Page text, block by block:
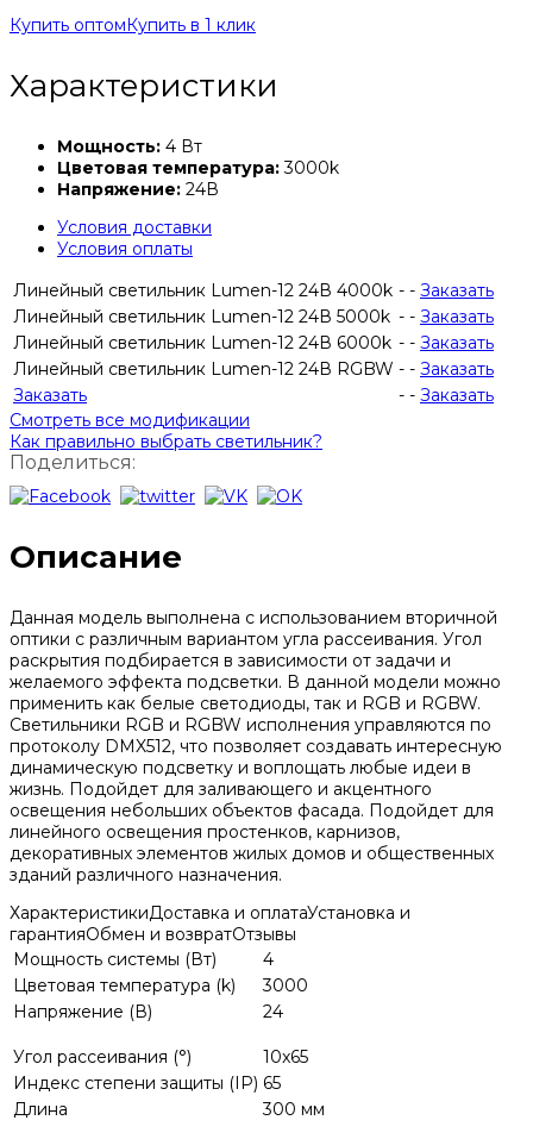
Купить оптом Купить в 1 клик
Характеристики
Мощность: 4 Вт
Цветовая температура:3000k
Напряжение: 24В
Условия доставки
Условия оплаты
Линейный светильник Lumen-12 24В 4000k - - Заказать
Линейный светильник Lumen-12 24В 5000k - - Заказать
Линейный светильник Lumen-12 24В 6000k - - Заказать
Линейный светильник Lumen-12 24В RGBW - - Заказать
Заказать
- - Заказать
Смотреть все модификации
Как правильно выбрать светильник?
Поделиться:
Описание
Данная модель выполнена с использованием вторичной
оптики с различным вариантом угла рассеивания. Угол
раскрытия подбирается в зависимости от задачи и
желаемого эффекта подсветки. В данной модели можно
применить как белые светодиоды, так и RGB и RGBW.
Светильники RGB и RGBW исполнения управляются по
протоколу DMX512, что позволяет создавать интересную
динамическую подсветку и воплощать любые идеи в
жизнь. Подойдет для заливающего и акцентного
освещения небольших объектов фасада. Подойдет для
линейного освещения простенков, карнизов,
декоративных элементов жилых домов и общественных
зданий различного назначения.
ХарактеристикиДоставка и оплатаУстановка и
гарантияОбмен и возвратОтзывы
Мощность системы (Вт)
4
Цветовая температура (k)
3000
Напряжение (В)
24
Угол рассеивания (°)
10x65
Индекс степени защиты (IP) 65
Длина
300 мм